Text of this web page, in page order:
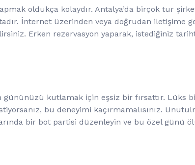
oldukça kolaydır. Antalya’da birçok tur
İnternet üzerinden veya doğrudan iletişime
Erken rezervasyon yaparak, istediğiniz
gününüzü kutlamak için eşsiz bir fırsattır. Lüks
bu deneyimi kaçırmamalısınız.
bir bot partisi düzenleyin ve bu özel günü